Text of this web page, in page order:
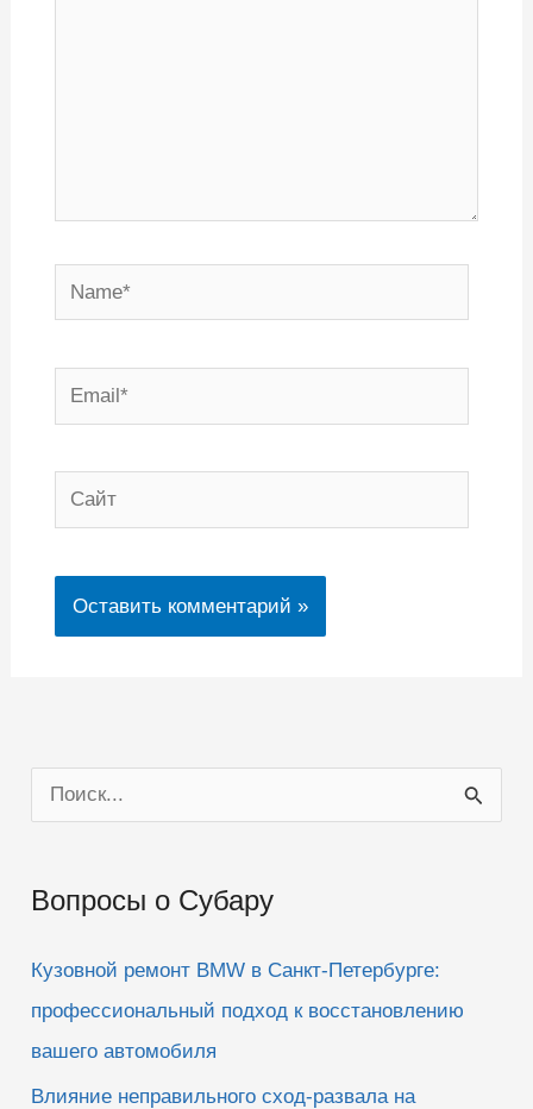
Name*
Email*
Сайт
о
с
Вопросы о Субару
Кузовной ремонт BMW в Санкт-Петербурге:
профессиональный подход к восстановлению
вашего автомобиля
Влияние неправильного сход-развала на